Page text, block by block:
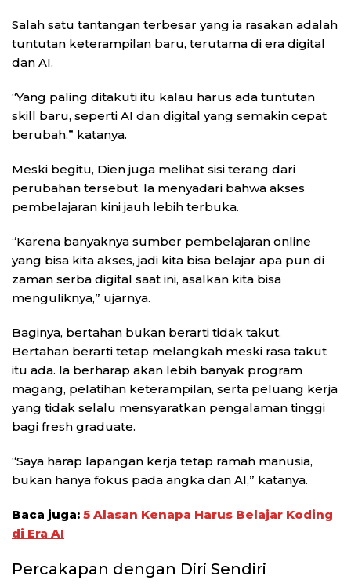
Salah satu tantangan terbesar yang ia rasakan adalah
tuntutan keterampilan baru, terutama di era digital
dan AI.
“Yang paling ditakuti itu kalau harus ada tuntutan
skill baru, seperti AI dan digital yang semakin cepat
berubah,” katanya.
Meski begitu, Dien juga melihat sisi terang dari
perubahan tersebut. Ia menyadari bahwa akses
pembelajaran kini jauh lebih terbuka.
“Karena banyaknya sumber pembelajaran online
yang bisa kita akses, jadi kita bisa belajar apa pun di
zaman serba digital saat ini, asalkan kita bisa
menguliknya,” ujarnya.
Baginya, bertahan bukan berarti tidak takut.
Bertahan berarti tetap melangkah meski rasa takut
itu ada. Ia berharap akan lebih banyak program
magang, pelatihan keterampilan, serta peluang kerja
yang tidak selalu mensyaratkan pengalaman tinggi
bagi fresh graduate.
“Saya harap lapangan kerja tetap ramah manusia,
bukan hanya fokus pada angka dan AI,” katanya.
Baca juga: 5 Alasan Kenapa Harus Belajar Koding
di Era AI
Percakapan dengan Diri Sendiri